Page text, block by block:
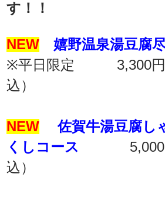
す！！
NEW 嬉野温泉湯豆腐
※平日限定 3,300円
込）
NEW 佐賀牛湯豆腐し
くしコース
込）